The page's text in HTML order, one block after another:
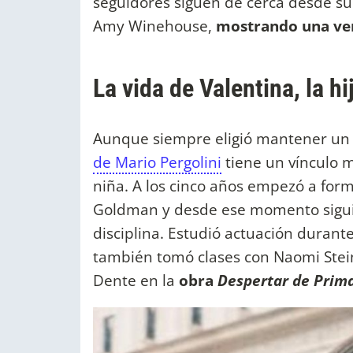
Amy Winehouse, mostrando una
La vida de Valentina, la
Aunque siempre eligió mantener
de Mario Pergolini tiene un vínculo
niña. A los cinco años empezó a
Goldman y desde ese momento
disciplina. Estudió actuación
también tomó clases con Naomi
Dente en la obra Despertar de